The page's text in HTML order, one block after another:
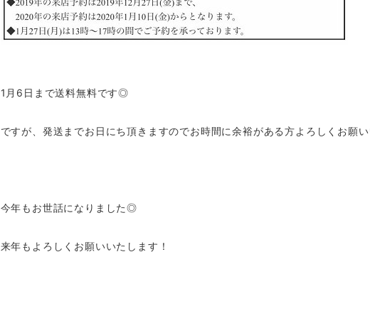
1月6日まで送料無料です◎
ですが、発送までお日にち頂きますのでお時間に余裕がある方よろしくお願
今年もお世話になりました◎
来年もよろしくお願いいたします！